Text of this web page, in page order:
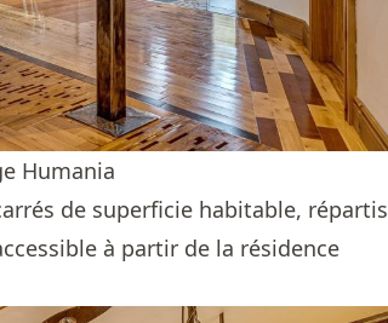
Humania
de superficie habitable, répartis
à partir de la résidence